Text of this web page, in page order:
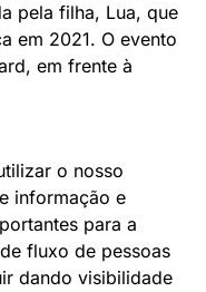
pela filha, Lua, que
em 2021. O evento
em frente à
o nosso
informação e
para a
fluxo de pessoas
dando visibilidade